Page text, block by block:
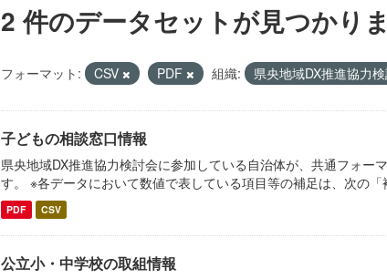
2 件のデータセットが見つかり
フォーマット: CSV PDF 組織: 県央地域DX推進協力
子どもの相談窓口情報
県央地域DX推進協力検討会に参加している自治体が、共通フォー
す。 ※各データにおいて数値で表している項目等の補足は、次の「
PDF CSV
公立小・中学校の取組情報